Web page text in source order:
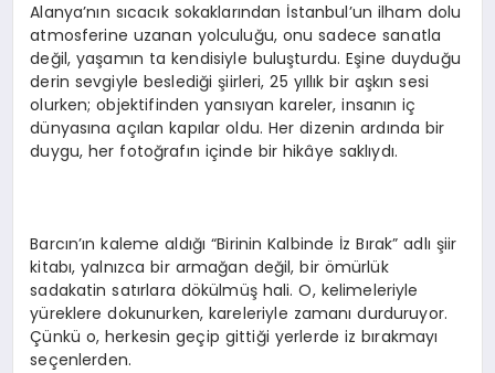
Alanya’nın sıcacık sokaklarından İstanbul’un ilham dolu
atmosferine uzanan yolculuğu, onu sadece sanatla
değil, yaşamın ta kendisiyle buluşturdu. Eşine duyduğu
derin sevgiyle beslediği şiirleri, 25 yıllık bir aşkın sesi
olurken; objektifinden yansıyan kareler, insanın iç
dünyasına açılan kapılar oldu. Her dizenin ardında bir
duygu, her fotoğrafın içinde bir hikâye saklıydı.
Barcın’ın kaleme aldığı “Birinin Kalbinde İz Bırak” adlı şiir
kitabı, yalnızca bir armağan değil, bir ömürlük
sadakatin satırlara dökülmüş hali. O, kelimeleriyle
yüreklere dokunurken, kareleriyle zamanı durduruyor.
Çünkü o, herkesin geçip gittiği yerlerde iz bırakmayı
seçenlerden.